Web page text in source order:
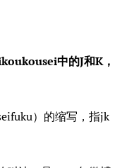
中的J和K，
）的缩写，指jk